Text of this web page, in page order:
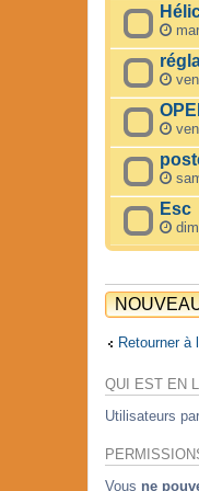
Esc
Retourner à
QUI EST EN
Utilisateurs
Vous ne